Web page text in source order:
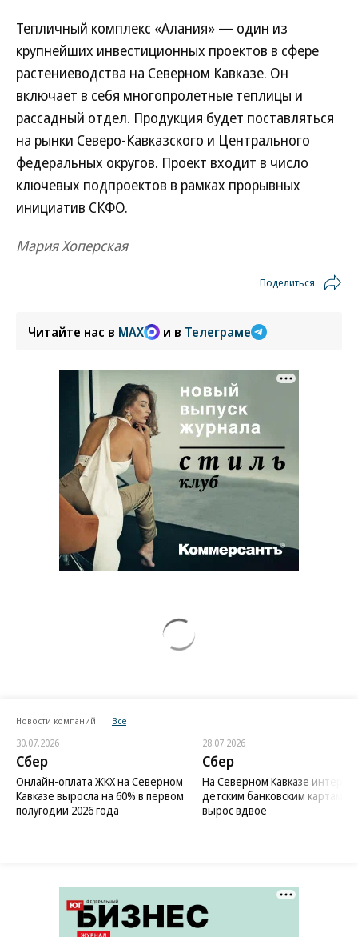
Тепличный комплекс «Алания» — один из
крупнейших инвестиционных проектов в сфере
растениеводства на Северном Кавказе. Он
включает в себя многопролетные теплицы и
рассадный отдел. Продукция будет поставляться
на рынки Северо-Кавказского и Центрального
федеральных округов. Проект входит в число
ключевых подпроектов в рамках прорывных
инициатив СКФО.
Мария Хоперская
Поделиться
Читайте нас в MAX и в Телеграме
Новости компаний Все
30.07.2026
Сбер
Онлайн-оплата ЖКХ на Северном
Кавказе выросла на 60% в первом
полугодии 2026 года
28.07.2026
Сбер
На Северном Кавказе интерес
детским банковским картам
вырос вдвое